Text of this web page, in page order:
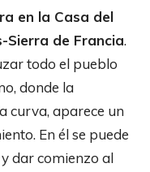
en la Casa del
Sierra de Francia.
todo el pueblo
donde la
curva, aparece un
En él se puede
dar comienzo al